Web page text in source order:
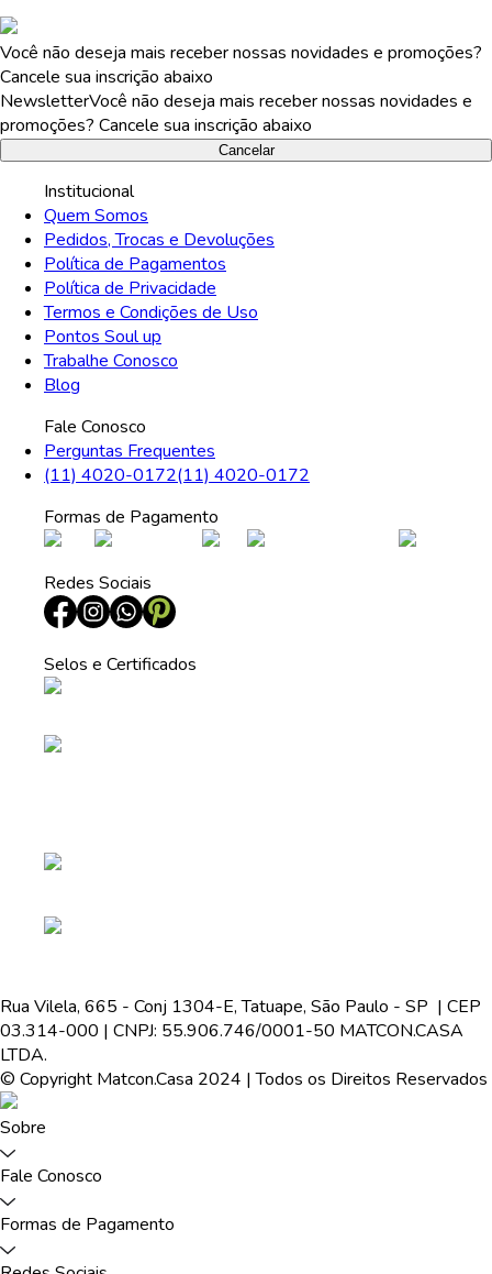
Você não deseja mais receber nossas novidades e promoções?
Cancele sua inscrição abaixo
NewsletterVocê não deseja mais receber nossas novidades e
promoções? Cancele sua inscrição abaixo
Cancelar
Institucional
Quem Somos
Pedidos, Trocas e Devoluções
Política de Pagamentos
Política de Privacidade
Termos e Condições de Uso
Pontos Soul up
Trabalhe Conosco
Blog
Fale Conosco
Perguntas Frequentes
(11) 4020-0172(11) 4020-0172
Formas de Pagamento
Redes Sociais
Selos e Certificados
Rua Vilela, 665 - Conj 1304-E, Tatuape, São Paulo - SP | CEP
03.314-000 | CNPJ: 55.906.746/0001-50 MATCON.CASA
LTDA.
© Copyright Matcon.Casa 2024 | Todos os Direitos Reservados
Sobre
Fale Conosco
Formas de Pagamento